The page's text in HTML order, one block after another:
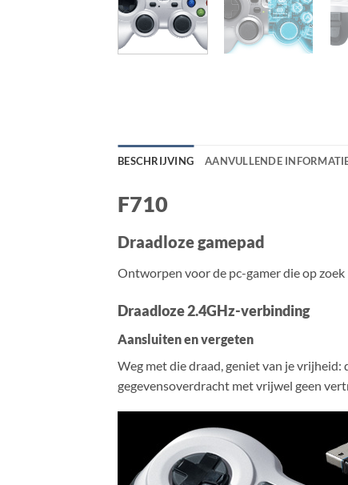
BESCHRIJVING AANVULLENDE
F710
Draadloze gamepad
Ontworpen voor de pc-gamer die op
Draadloze 2.4GHz-verbinding
Aansluiten en vergeten
Weg met die draad, geniet van je
gegevensoverdracht met vrijwel geen